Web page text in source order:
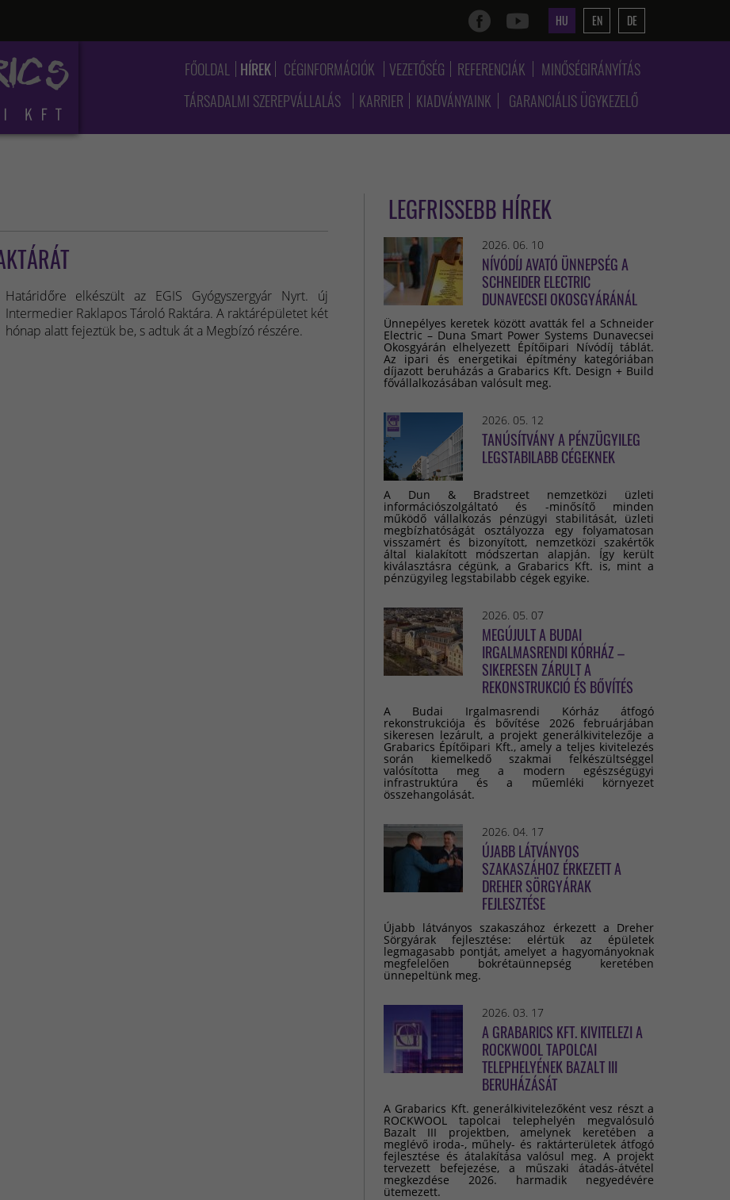
HU EN DE
FŐOLDAL HÍREK CÉGINFORMÁCIÓK VEZETŐSÉG REFERENCIÁK
MINŐSÉGIRÁNYÍTÁS
TÁRSADALMI SZEREPVÁLLALÁS
KARRIER KIADVÁNYAINK GARANCIÁLIS ÜGYKEZELŐ
Határidőre elkészült az EGIS Gyógyszergyár Nyrt. új
Intermedier Raklapos Tároló Raktára. A raktárépületet két
hónap alatt fejeztük be, s adtuk át a Megbízó részére.
LEGFRISSEBB HÍREK
2026. 06. 10
NÍVÓDÍJ AVATÓ ÜNNEPSÉG A
SCHNEIDER ELECTRIC
DUNAVECSEI OKOSGYÁRÁNÁL
Ünnepélyes keretek között avatták fel a Schneider
Electric – Duna Smart Power Systems Dunavecsei
Okosgyárán elhelyezett Építőipari Nívódíj táblát.
Az ipari és energetikai építmény kategóriában
díjazott beruházás a Grabarics Kft. Design + Build
fővállalkozásában valósult meg.
2026. 05. 12
TANÚSÍTVÁNY A PÉNZÜGYILEG
LEGSTABILABB CÉGEKNEK
A Dun & Bradstreet nemzetközi üzleti
információszolgáltató és -minősítő minden
működő vállalkozás pénzügyi stabilitását, üzleti
megbízhatóságát osztályozza egy folyamatosan
visszamért és bizonyított, nemzetközi szakértők
által kialakított módszertan alapján. Így került
kiválasztásra cégünk, a Grabarics Kft. is, mint a
pénzügyileg legstabilabb cégek egyike.
2026. 05. 07
MEGÚJULT A BUDAI
IRGALMASRENDI KÓRHÁZ –
SIKERESEN ZÁRULT A
REKONSTRUKCIÓ ÉS BŐVÍTÉS
A Budai Irgalmasrendi Kórház átfogó
rekonstrukciója és bővítése 2026 februárjában
sikeresen lezárult, a projekt generálkivitelezője a
Grabarics Építőipari Kft., amely a teljes kivitelezés
során kiemelkedő szakmai felkészültséggel
valósította meg a modern egészségügyi
infrastruktúra és a műemléki környezet
összehangolását.
2026. 04. 17
ÚJABB LÁTVÁNYOS
SZAKASZÁHOZ ÉRKEZETT A
DREHER SÖRGYÁRAK
FEJLESZTÉSE
Újabb látványos szakaszához érkezett a Dreher
Sörgyárak fejlesztése: elértük az épületek
legmagasabb pontját, amelyet a hagyományoknak
megfelelően bokrétaünnepség keretében
ünnepeltünk meg.
2026. 03. 17
A GRABARICS KFT. KIVITELEZI A
ROCKWOOL TAPOLCAI
TELEPHELYÉNEK BAZALT III
BERUHÁZÁSÁT
A Grabarics Kft. generálkivitelezőként vesz részt a
ROCKWOOL tapolcai telephelyén megvalósuló
Bazalt III projektben, amelynek keretében a
meglévő iroda-, műhely- és raktárterületek átfogó
fejlesztése és átalakítása valósul meg. A projekt
tervezett befejezése, a műszaki átadás-átvétel
megkezdése 2026. harmadik negyedévére
ütemezett.